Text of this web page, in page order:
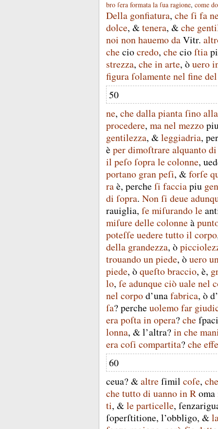
bro ſera formata la ſua ragione, come
Della gonfiatura, che ſi fa
dolce, &tenera, &che
noi nonhauemodaVitr.
che ciocredo, che cioſtia
strezza, che inarte, òuero
figuraſolamente nel fine del
50
ne, che dallapiantaſinoalla
procedere, manel mezzo
gentilezza, &leggiadria,
è perdimoſtrare alquantodi
il peſoſoprale colonne,
portano granpeſi, &forſe
raè, perche ſi facciapiu
di ſopra. Nonſi deue
rauiglia, ſe miſurandole
miſure delle colonne à
poteſſe uedere tuttoil corpo
della grandezza, ò
trouandounpiede, òuero
piede, òqueſtobraccio, è,
lo, ſe adunque ciòuale nel
nel corpod’unafabrica, ò
ſa? perche uolemofar
erapoſtainopera? che
lonna, &l’altra? inche
eracoſi compartita? che
60
ceua? &altre ſimil coſe, che
che tuttodi uannoinRoma
ti, &le particelle,
ſoperſtitione, l’obbligo, &